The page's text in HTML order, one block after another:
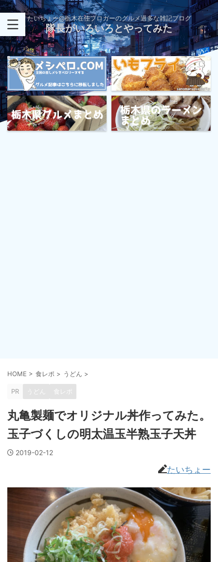
たいちょー@栃木在住ブロガーのグルメ過多な雑記ブログ
隊長がいろいろとやってみた
HOME > 食レポ > うどん >
PR うどん 食レポ
丸亀製麺でオリジナル丼作ってみた。
玉子づくしの明太温玉半熟玉子天丼
2019-02-12
たいちょー